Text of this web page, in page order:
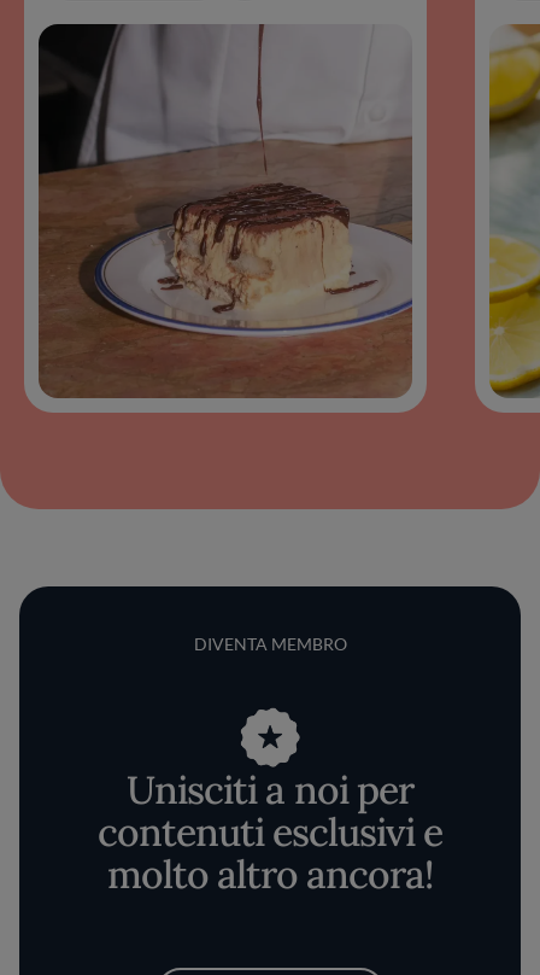
DIVENTA MEMBRO
Unisciti a noi per
contenuti esclusivi e
molto altro ancora!